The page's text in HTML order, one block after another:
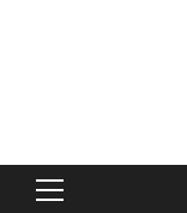
Primary